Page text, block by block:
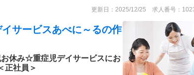
更新日：2025/12/25 求人番号：
サービスあべに～るの作
お休み☆重症児デイサービスにお
正社員＞